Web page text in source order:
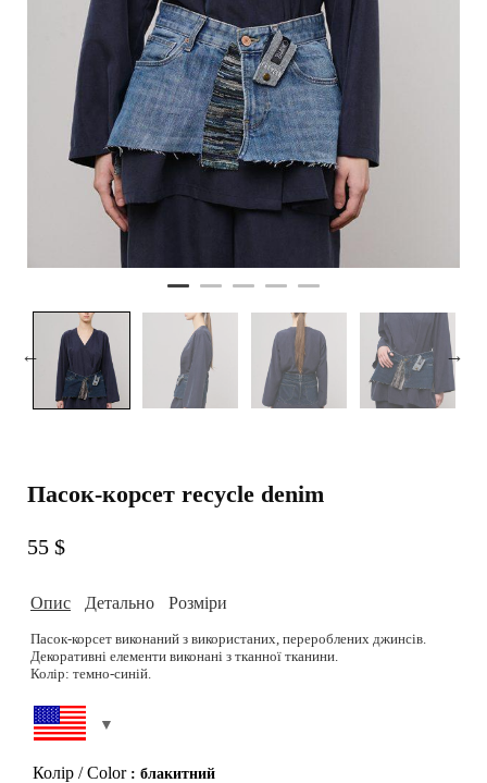
Пасок-корсет recycle denim
55 $
Опис Детально Розміри
Пасок-корсет виконаний з використаних, перероблених джинсів.
Декоративні елементи виконані з тканної тканини.
Колір: темно-синій.
Матеріал: 00% бавовна. Декор: 75% бавовна, 15% віскоза, 10%
поліестер.
Догляд: Делікатне прання при 30-40 градусах. Не відбілювати.
Підібрати розмір можливо на сторінці
РОЗМІРНА СІТКА
Колір / Color : блакитний